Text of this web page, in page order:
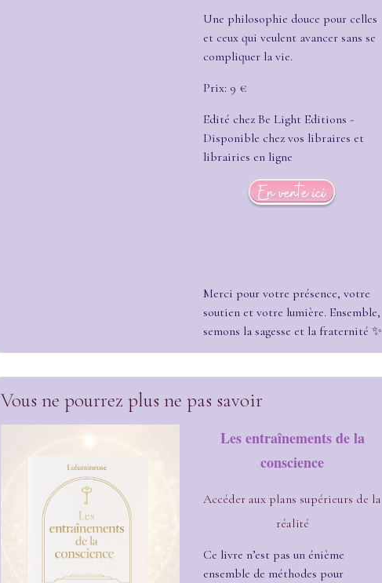
Une philosophie douce pour celles
et ceux qui veulent avancer sans se
compliquer la vie.
Prix: 9 €
Edité chez Be Light Editions -
Disponible chez vos libraires et
librairies en ligne
Merci pour votre présence, votre
soutien et votre lumière. Ensemble,
semons la sagesse et la fraternité ✨
Vous ne pourrez plus ne pas savoir
Les entraînements de la
conscience
Accéder aux plans supérieurs de la
réalité
Ce livre n’est pas un énième
ensemble de méthodes pour